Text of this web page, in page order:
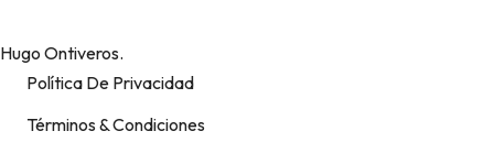
Hugo Ontiveros.
Política De Privacidad
Términos & Condiciones